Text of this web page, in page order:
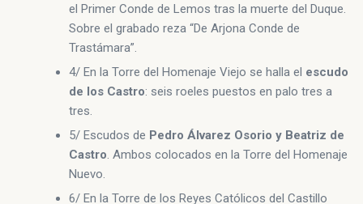
el Primer Conde de Lemos tras la muerte del Duque.
Sobre el grabado reza “De Arjona Conde de
Trastámara”.
4/ En la Torre del Homenaje Viejo se halla el escudo
de los Castro: seis roeles puestos en palo tres a
tres.
5/ Escudos de Pedro Álvarez Osorio y Beatriz de
Castro. Ambos colocados en la Torre del Homenaje
Nuevo.
6/ En la Torre de los Reyes Católicos del Castillo